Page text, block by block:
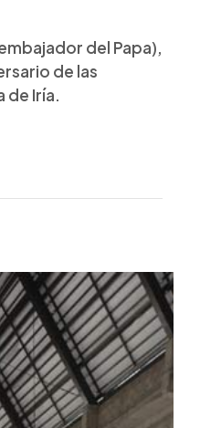
del Papa),
de las
de Iría.